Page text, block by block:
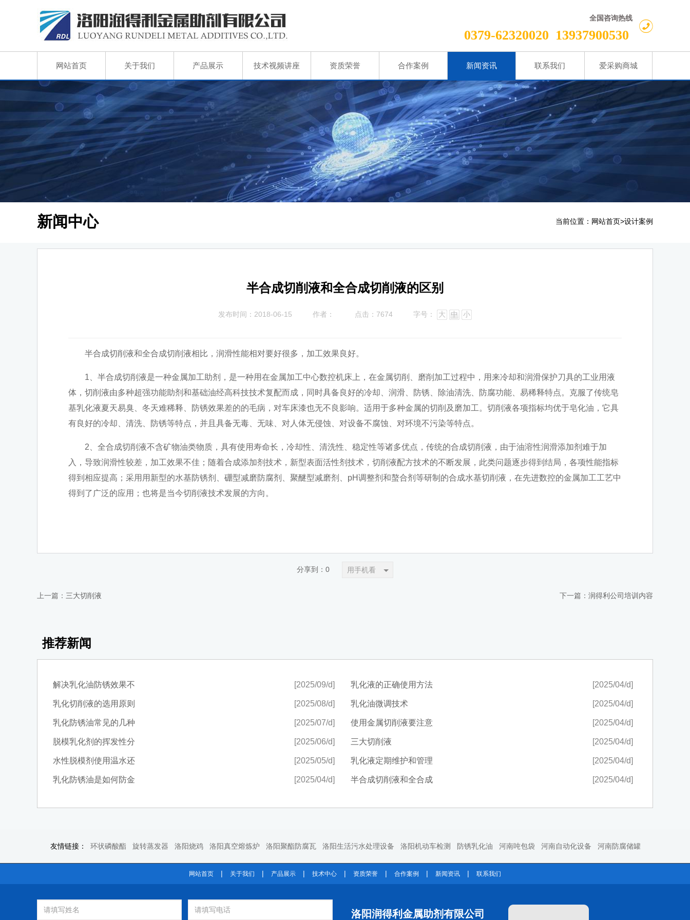
全国咨询热线
0379-62320020 13937900530
网站首页 关于我们 产品展示 技术视频讲座 资质荣誉 合作案例 新闻资讯 联系我们 爱采购商城
新闻中心 当前位置： 网站首页>设计案例
半合成切削液和全合成切削液的区别
发布时间：2018-06-15 作者： 点击：7674 字号： 大 中 小
半合成切削液和全合成切削液相比，润滑性能相对要好很多，加工效果良好。
1、半合成切削液是一种金属加工助剂，是一种用在金属加工中心数控机床上，在金属切削、磨削加工过程中，用来冷却和润滑保护刀具的工业用液
体，切削液由多种超强功能助剂和基础油经高科技技术复配而成，同时具备良好的冷却、润滑、防锈、除油清洗、防腐功能、易稀释特点。克服了传统皂
基乳化液夏天易臭、冬天难稀释、防锈效果差的的毛病，对车床漆也无不良影响。适用于多种金属的切削及磨加工。切削液各项指标均优于皂化油，它具
有良好的冷却、清洗、防锈等特点，并且具备无毒、无味、对人体无侵蚀、对设备不腐蚀、对环境不污染等特点。
2、全合成切削液不含矿物油类物质，具有使用寿命长，冷却性、清洗性、稳定性等诸多优点，传统的合成切削液，由于油溶性润滑添加剂难于加
入，导致润滑性较差，加工效果不佳；随着合成添加剂技术，新型表面活性剂技术，切削液配方技术的不断发展，此类问题逐步得到结局，各项性能指标
得到相应提高；采用用新型的水基防锈剂、硼型减磨防腐剂、聚醚型减磨剂、pH调整剂和螯合剂等研制的合成水基切削液，在先进数控的金属加工工艺中
得到了广泛的应用；也将是当今切削液技术发展的方向。
分享到： 0 用手机看
上一篇： 三大切削液 下一篇： 润得利公司培训内容
推荐新闻
解决乳化油防锈效果不 [2025/09/d]
乳化切削液的选用原则 [2025/08/d]
乳化防锈油常见的几种 [2025/07/d]
脱模乳化剂的挥发性分 [2025/06/d]
水性脱模剂使用温水还 [2025/05/d]
乳化防锈油是如何防金 [2025/04/d]
乳化液的正确使用方法 [2025/04/d]
乳化油微调技术 [2025/04/d]
使用金属切削液要注意 [2025/04/d]
三大切削液 [2025/04/d]
乳化液定期维护和管理 [2025/04/d]
半合成切削液和全合成 [2025/04/d]
友情链接： 环状磷酸酯 旋转蒸发器 洛阳烧鸡 洛阳真空熔炼炉 洛阳聚酯防腐瓦 洛阳生活污水处理设备 洛阳机动车检测 防锈乳化油 河南吨包袋 河南自动化设备 河南防腐储罐
网站首页 | 关于我们 | 产品展示 | 技术中心 | 资质荣誉 | 合作案例 | 新闻资讯 | 联系我们
洛阳润得利金属助剂有限公司